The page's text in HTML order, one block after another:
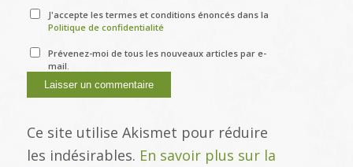
J'accepte les termes et conditions énoncés dans la
Politique de confidentialité
Prévenez-moi de tous les nouveaux articles par e-
mail.
Ce site utilise Akismet pour réduire
les indésirables. En savoir plus sur la